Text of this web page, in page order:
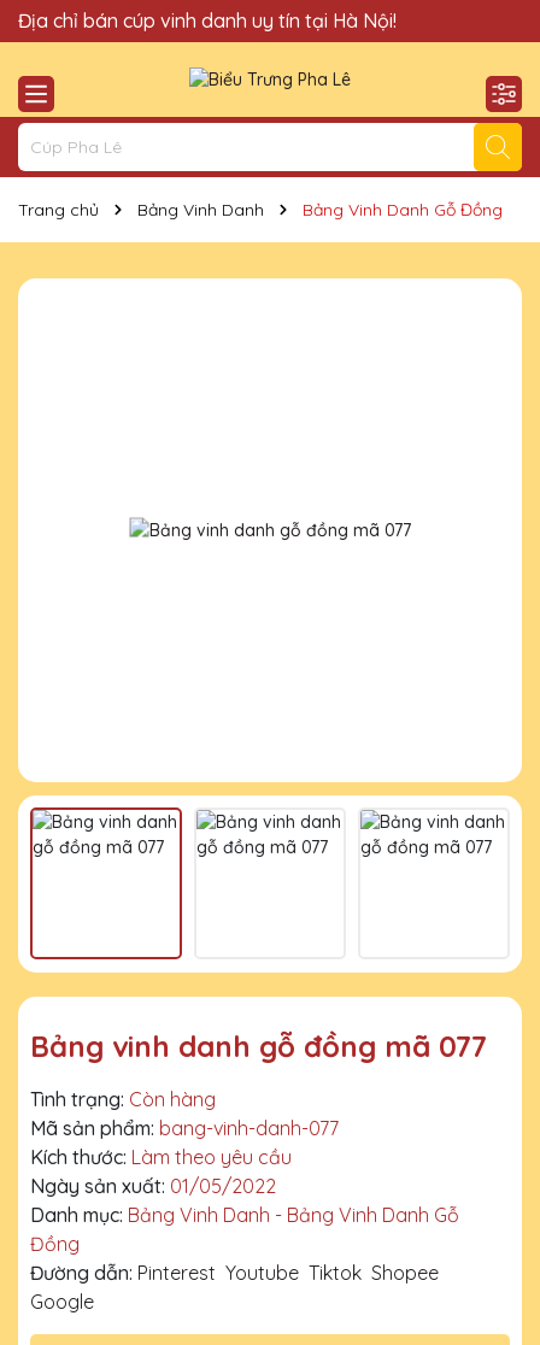
Quà Tặng Cúp Pha Lê Hà Nội QTG xin chào Quý Khách!
Địa chỉ bán cúp vinh danh uy tín tại Hà Nội!
Trang chủ Bảng Vinh Danh Bảng Vinh Danh Gỗ Đồng
Bảng vinh danh gỗ đồng mã 077
Tình trạng: Còn hàng
Mã sản phẩm: bang-vinh-danh-077
Kích thước: Làm theo yêu cầu
Ngày sản xuất: 01/05/2022
Danh mục: Bảng Vinh Danh - Bảng Vinh Danh Gỗ
Đồng
Đường dẫn: Pinterest Youtube Tiktok Shopee
Google